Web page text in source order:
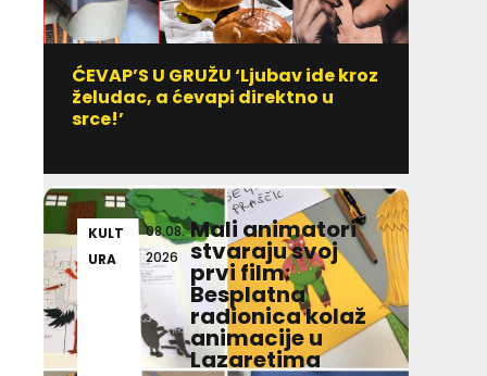
ĆEVAP’S U GRUŽU ‘Ljubav ide kroz
želudac, a ćevapi direktno u
srce!’
KULT
URA
08.08.
2026
Mali animatori
stvaraju svoj
prvi film:
Besplatna
radionica kolaž
animacije u
Lazaretima